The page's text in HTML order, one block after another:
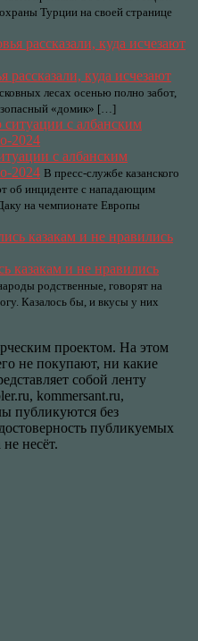
Турции на своей странице
куда исчезают
лесах осенью полно забот,
«домик» […]
с албанским
2024 В пресс‑службе казанского
об инциденте с нападающим
на чемпионате Европы
казакам и не нравились
родственные, говорят на
Казалось бы, и вкусы у них
проектом. На этом
не покупают, ни какие
собой ленту
kommersant.ru,
публикуются без
публикуемых
несёт.